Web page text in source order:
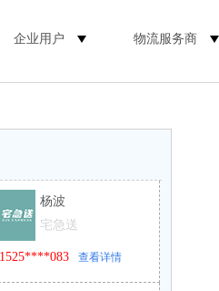
企业用户 物流服务商
杨波
宅急送
1525****083 查看详情